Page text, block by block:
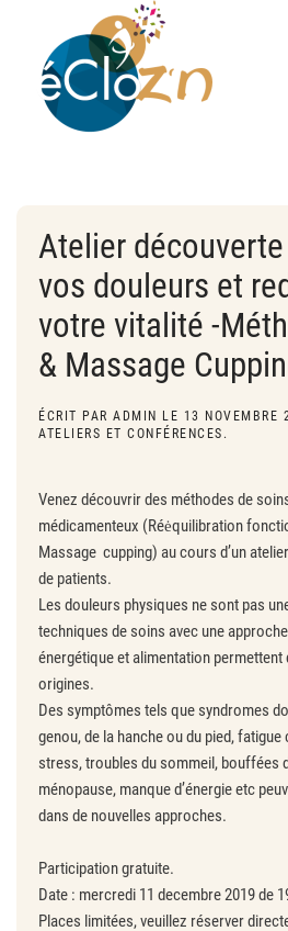
Atelier
vos douleurs et
votre vitalité -
& Massage
ÉCRIT PAR ADMIN LE 13 NOVEMBRE
ATELIERS ET CONFÉRENCES .
Venez découvrir des méthodes de
médicamenteux (Réėquilibration
Massage cupping) au cours d’un
de patients.
Les douleurs physiques ne sont pas
techniques de soins avec une
énergétique et alimentation permettent
origines.
Des symptômes tels que syndromes
genou, de la hanche ou du pied,
stress, troubles du sommeil, bouffées
ménopause, manque d’énergie etc
dans de nouvelles approches.
Participation gratuite.
Date : mercredi 11 decembre 2019 de
Places limitées, veuillez réserver